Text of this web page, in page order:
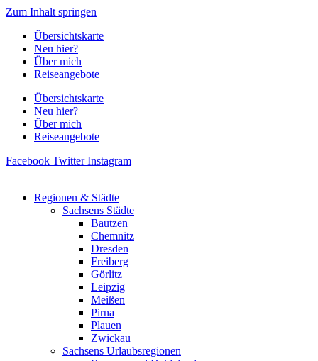
Zum Inhalt springen
Übersichtskarte
Neu hier?
Über mich
Reiseangebote
Übersichtskarte
Neu hier?
Über mich
Reiseangebote
Facebook Twitter Instagram
Regionen & Städte
Sachsens Städte
Bautzen
Chemnitz
Dresden
Freiberg
Görlitz
Leipzig
Meißen
Pirna
Plauen
Zwickau
Sachsens Urlaubsregionen